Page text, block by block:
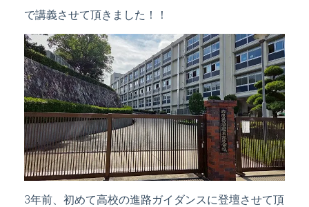
で講義させて頂きました！！
3年前、初めて高校の進路ガイダンスに登壇させて頂